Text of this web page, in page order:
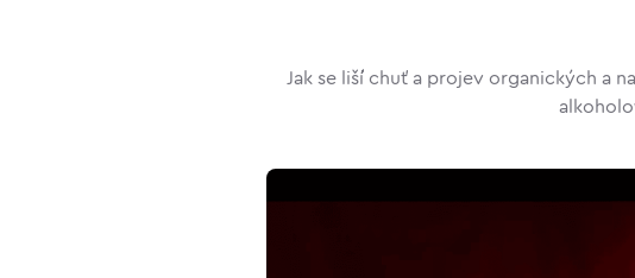
Jak se liší chuť a projev organických a